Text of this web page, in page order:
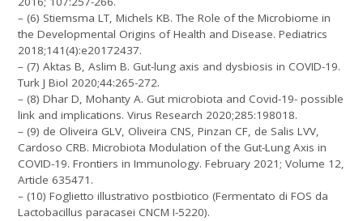
– (6) Stiemsma LT, Michels KB. The Role of the Microbiome in
the Developmental Origins of Health and Disease. Pediatrics
2018;141(4):e20172437.
– (7) Aktas B, Aslim B. Gut-lung axis and dysbiosis in COVID-19.
Turk J Biol 2020;44:265-272.
– (8) Dhar D, Mohanty A. Gut microbiota and Covid-19- possible
link and implications. Virus Research 2020;285:198018.
– (9) de Oliveira GLV, Oliveira CNS, Pinzan CF, de Salis LVV,
Cardoso CRB. Microbiota Modulation of the Gut-Lung Axis in
COVID-19. Frontiers in Immunology. February 2021; Volume 12,
Article 635471.
– (10) Foglietto illustrativo postbiotico (Fermentato di FOS da
Lactobacillus paracasei CNCM I-5220).